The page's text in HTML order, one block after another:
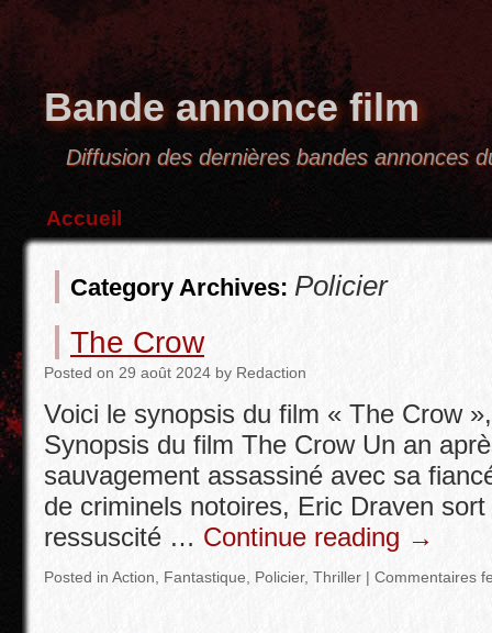
Bande annonce film
Diffusion des dernières bandes annonces
Accueil
Category Archives: Policier
The Crow
Posted on 29 août 2024 by Redaction
Voici le synopsis du film « The Crow
Synopsis du film The Crow Un an
sauvagement assassiné avec sa
de criminels notoires, Eric Draven
ressuscité … Continue reading →
Posted in Action Fantastique Policier, Thriller | Commentaires